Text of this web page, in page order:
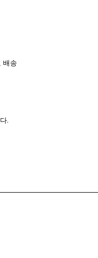
배송
.